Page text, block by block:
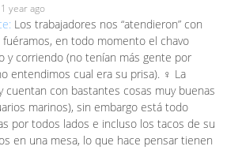
1 year ago
Los trabajadores nos “atendieron” con
fuéramos, en todo momento el chavo
y corriendo (no tenían más gente por
entendimos cual era su prisa). ‍♀️ La
cuentan con bastantes cosas muy buenas
marinos), sin embargo está todo
por todos lados e incluso los tacos de su
en una mesa, lo que hace pensar tienen